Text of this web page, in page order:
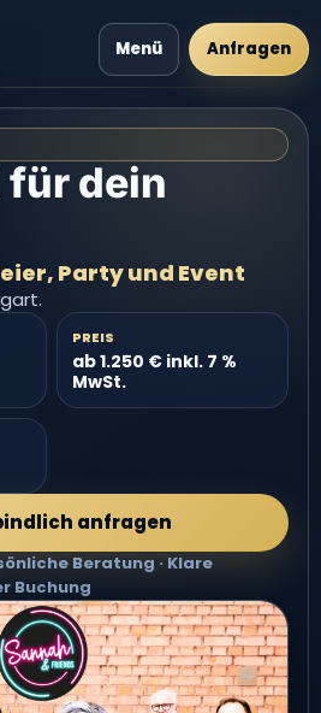
Menü Anfragen
für dein
Party und Event
PREIS
ab 1.250 € inkl. 7 %
MwSt.
anfragen
Beratung · Klare
Buchung